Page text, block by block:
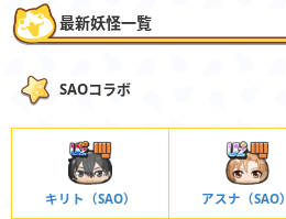
最新妖怪一覧
SAOコラボ
キリト（SAO） アスナ（SAO）